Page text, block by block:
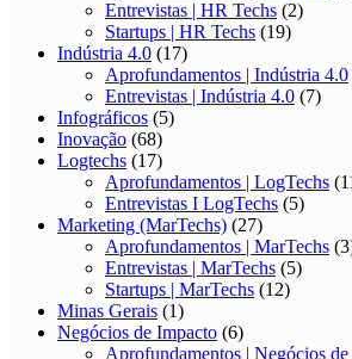
Entrevistas | HR Techs (2)
Startups | HR Techs (19)
Indústria 4.0 (17)
Aprofundamentos | Indústria 4.0
Entrevistas | Indústria 4.0 (7)
Infográficos (5)
Inovação (68)
Logtechs (17)
Aprofundamentos | LogTechs
Entrevistas I LogTechs (5)
Marketing (MarTechs) (27)
Aprofundamentos | MarTechs
Entrevistas | MarTechs (5)
Startups | MarTechs (12)
Minas Gerais (1)
Negócios de Impacto (6)
Aprofundamentos | Negócios